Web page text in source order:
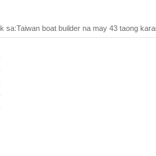
sa:Taiwan boat builder na may 43 taong